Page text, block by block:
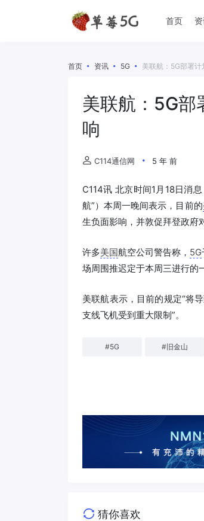
首页
首页 资讯 5G 美联航：5G部署
美联航：5G部
响
C114通信网 5 年 前
C114讯 北京时间1月18日消
航”）本周一晚间表示，目前的
生负面影响，并敦促拜登政府
许多美国航空公司警告称， 5G
场周围推迟定于本周三进行的
美联航表示，目前的规定“将
支线飞机受到重大限制”。
#5G #旧金山
猜你喜欢